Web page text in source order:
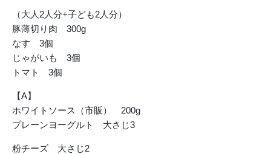
（大人2人分+子ども2人分）
豚薄切り肉 300g
なす 3個
じゃがいも 3個
トマト 3個
【A】
ホワイトソース（市販） 200g
プレーンヨーグルト 大さじ3
粉チーズ 大さじ2